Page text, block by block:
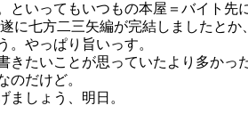
いってもいつもの本屋＝バイト先
に七方二三矢編が完結しましたとか
やっぱり旨いっす。
たいことが思っていたより多かっ
のだけど。
しょう、明日。